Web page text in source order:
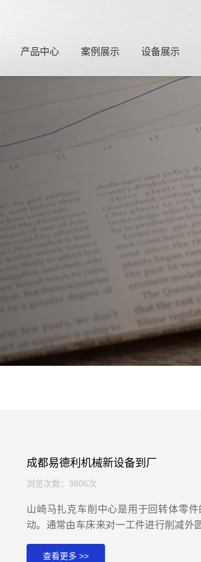
产品中心 案例展示 设备展示
成都易德利机械新设备到厂
浏览次数：3806次
山崎马扎克车削中心是用于回转体零
动。通常由车床来对一工件进行削减外
削和钻削加工。
查看更多 >>